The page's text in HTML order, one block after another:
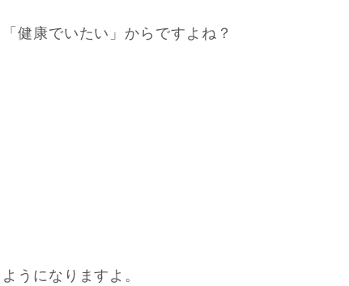
健康でいたい」からですよね？
うになりますよ。